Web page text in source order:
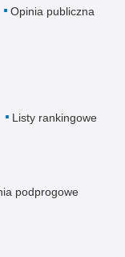
Opinia publiczna
Listy rankingowe
podprogowe